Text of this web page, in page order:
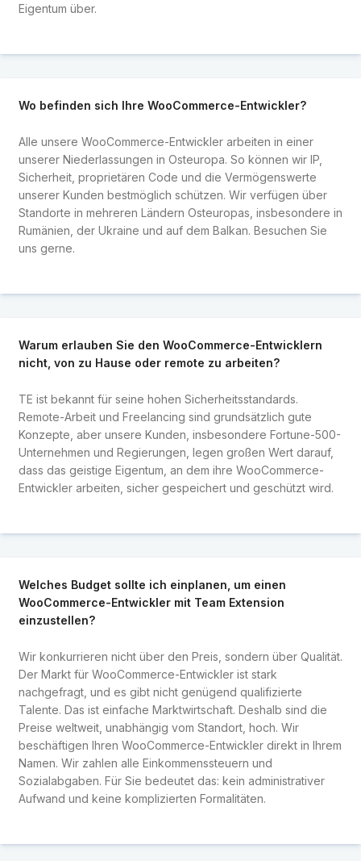
Eigentum über.
Wo befinden sich Ihre WooCommerce-Entwickler?
Alle unsere WooCommerce-Entwickler arbeiten in einer
unserer Niederlassungen in Osteuropa. So können wir IP,
Sicherheit, proprietären Code und die Vermögenswerte
unserer Kunden bestmöglich schützen. Wir verfügen über
Standorte in mehreren Ländern Osteuropas, insbesondere in
Rumänien, der Ukraine und auf dem Balkan. Besuchen Sie
uns gerne.
Warum erlauben Sie den WooCommerce-Entwicklern
nicht, von zu Hause oder remote zu arbeiten?
TE ist bekannt für seine hohen Sicherheitsstandards.
Remote-Arbeit und Freelancing sind grundsätzlich gute
Konzepte, aber unsere Kunden, insbesondere Fortune-500-
Unternehmen und Regierungen, legen großen Wert darauf,
dass das geistige Eigentum, an dem ihre WooCommerce-
Entwickler arbeiten, sicher gespeichert und geschützt wird.
Welches Budget sollte ich einplanen, um einen
WooCommerce-Entwickler mit Team Extension
einzustellen?
Wir konkurrieren nicht über den Preis, sondern über Qualität.
Der Markt für WooCommerce-Entwickler ist stark
nachgefragt, und es gibt nicht genügend qualifizierte
Talente. Das ist einfache Marktwirtschaft. Deshalb sind die
Preise weltweit, unabhängig vom Standort, hoch. Wir
beschäftigen Ihren WooCommerce-Entwickler direkt in Ihrem
Namen. Wir zahlen alle Einkommenssteuern und
Sozialabgaben. Für Sie bedeutet das: kein administrativer
Aufwand und keine komplizierten Formalitäten.